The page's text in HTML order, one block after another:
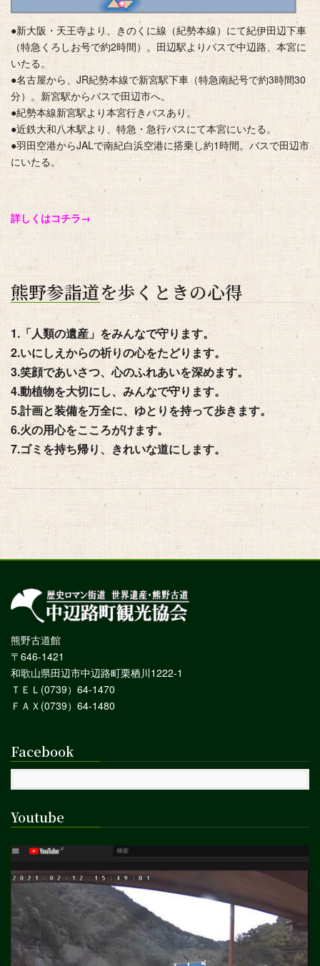
●新大阪・天王寺より、きのくに線（紀勢本線）にて紀伊田辺下車
（特急くろしお号で約2時間）。田辺駅よりバスで中辺路、本宮に
いたる。
●名古屋から、JR紀勢本線で新宮駅下車（特急南紀号で約3時間30
分）。新宮駅からバスで田辺市へ。
●紀勢本線新宮駅より本宮行きバスあり。
●近鉄大和八木駅より、特急・急行バスにて本宮にいたる。
●羽田空港からJALで南紀白浜空港に搭乗し約1時間。バスで田辺市
にいたる。
詳しくはコチラ→
熊野参詣道を歩くときの心得
1.「人類の遺産」をみんなで守ります。
2.いにしえからの祈りの心をたどります。
3.笑顔であいさつ、心のふれあいを深めます。
4.動植物を大切にし、みんなで守ります。
5.計画と装備を万全に、ゆとりを持って歩きます。
6.火の用心をこころがけます。
7.ゴミを持ち帰り、きれいな道にします。
熊野古道館
〒646-1421
和歌山県田辺市中辺路町栗栖川1222-1
ＴＥＬ(0739）64-1470
ＦＡＸ(0739）64-1480
Facebook
Youtube